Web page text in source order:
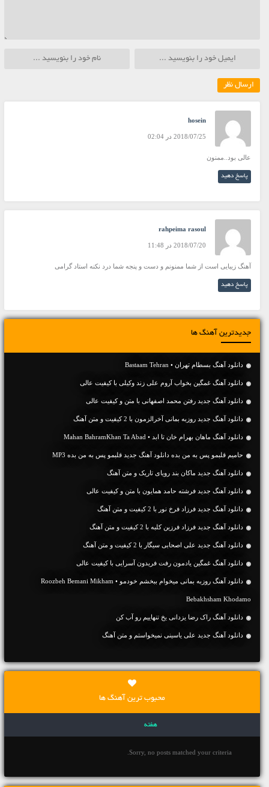
hosein
2018/07/25 در 02:04
عالی بود..ممنون
پاسخ دهید
rahpeima rasoul
2018/07/20 در 11:48
آهنگ زیبایی است از شما ممنونم و دست و پنجه شما درد نکنه استاد گرامی
پاسخ دهید
جدیدترین آهنگ ها
دانلود آهنگ بسطام تهران • Bastaam Tehran
دانلود آهنگ غمگین بخواب آروم علی زند وکیلی با کیفیت عالی
دانلود آهنگ جديد رفتن محمد اصفهانی با متن و کیفیت عالی
دانلود آهنگ جديد روزبه بمانی آخرالزمون با 2 کیفیت و متن آهنگ
دانلود آهنگ ماهان بهرام خان تا ابد • Mahan BahramKhan Ta Abad
حامیم قلبمو پس به من بده دانلود آهنگ جدید قلبمو پس به من بده MP3
دانلود آهنگ جديد ماکان بند رویای تاریک و متن آهنگ
دانلود آهنگ جديد فرشته حامد همایون با متن و کیفیت عالی
دانلود آهنگ جديد فرزاد فرخ نور با 2 کیفیت و متن آهنگ
دانلود آهنگ جديد فرزاد فرزین کلبه با 2 کیفیت و متن آهنگ
دانلود آهنگ جديد علی اصحابی سیگار با 2 کیفیت و متن آهنگ
دانلود آهنگ غمگین یادمون رفت فریدون آسرایی با کیفیت عالی
دانلود آهنگ روزبه بمانی میخوام ببخشم خودمو • Roozbeh Bemani Mikham
Bebakhsham Khodamo
دانلود آهنگ راک رضا یزدانی یخ تنهاییم رو آب کن
دانلود آهنگ جديد علی یاسینی نمیخواستم و متن آهنگ
محبوب ترین آهنگ ها
هفته
Sorry, no posts matched your criteria.